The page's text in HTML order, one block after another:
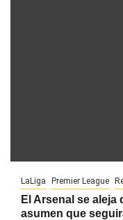
LaLiga Premier League
El Arsenal se
asumen que